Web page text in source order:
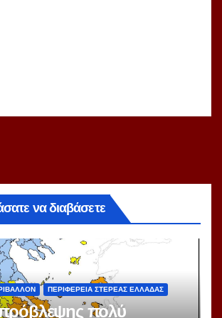
να διαβάσετε
ΠΕΡΙΦΕΡΕΙΑ ΣΤΕΡΕΑΣ ΕΛΛΑΔΑΣ
πολύ